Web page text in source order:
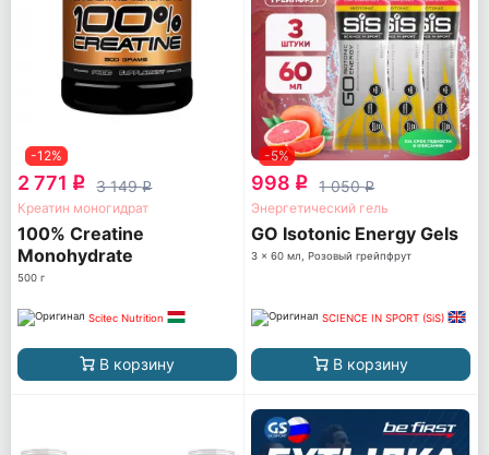
-12%
2 771 q 3 149q
Креатин моногидрат
100% Creatine
Monohydrate
500 г
Scitec Nutrition
В корзину
-5%
998 q 1 050q
Энергетический гель
GO Isotonic Energy Gels
3 x 60 мл, Розовый грейпфрут
SCIENCE IN SPORT (SiS)
В корзину